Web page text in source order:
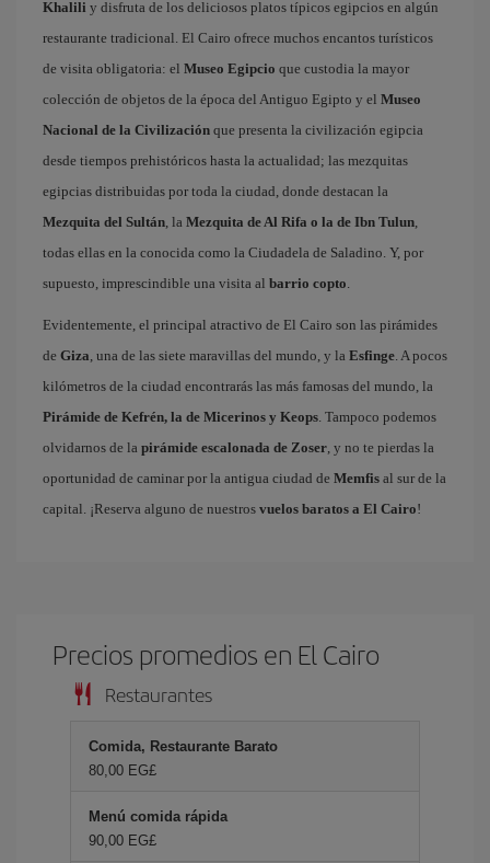
Khalili y disfruta de los deliciosos platos típicos egipcios en algún
restaurante tradicional. El Cairo ofrece muchos encantos turísticos
de visita obligatoria: el Museo Egipcio que custodia la mayor
colección de objetos de la época del Antiguo Egipto y el Museo
Nacional de la Civilización que presenta la civilización egipcia
desde tiempos prehistóricos hasta la actualidad; las mezquitas
egipcias distribuidas por toda la ciudad, donde destacan la
Mezquita del Sultán, la Mezquita de Al Rifa o la de Ibn Tulun,
todas ellas en la conocida como la Ciudadela de Saladino. Y, por
supuesto, imprescindible una visita al barrio copto.
Evidentemente, el principal atractivo de El Cairo son las pirámides
de Giza, una de las siete maravillas del mundo, y la Esfinge. A pocos
kilómetros de la ciudad encontrarás las más famosas del mundo, la
Pirámide de Kefrén, la de Micerinos y Keops. Tampoco podemos
olvidarnos de la pirámide escalonada de Zoser, y no te pierdas la
oportunidad de caminar por la antigua ciudad de Memfis al sur de la
capital. ¡Reserva alguno de nuestros vuelos baratos a El Cairo!
Precios promedios en El Cairo
Restaurantes
Comida, Restaurante Barato
80,00 EG£
Menú comida rápida
90,00 EG£